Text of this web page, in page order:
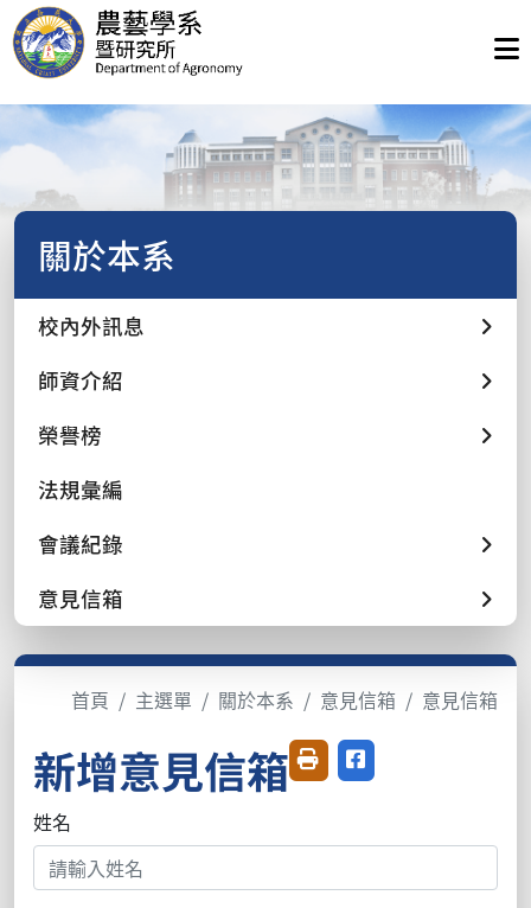
關於本系
校內外訊息
師資介紹
榮譽榜
法規彙編
會議紀錄
意見信箱
首頁 主選單 關於本系 意見信箱 意見信箱
新增意見信箱 友善列印分享至臉書
姓名